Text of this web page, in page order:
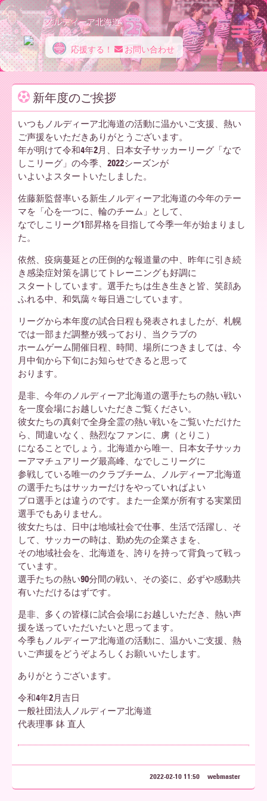
ノ
ル
デ
ィ
ー
ア
北
海
道
ノルディーア北海道
応援する！ お問い合わせ
新年度のご挨拶
いつもノルディーア北海道の活動に温かいご支援、熱い
ご声援をいただきありがとうございます。
年が明けて令和4年2月、日本女子サッカーリーグ「なで
しこリーグ」の今季、2022シーズンが
いよいよスタートいたしました。
佐藤新監督率いる新生ノルディーア北海道の今年のテー
マを「心を一つに、輪のチーム」として、
なでしこリーグ1部昇格を目指して今季一年が始まりまし
た。
依然、疫病蔓延との圧倒的な報道量の中、昨年に引き続
き感染症対策を講じてトレーニングも好調に
スタートしています。選手たちは生き生きと皆、笑顔あ
ふれる中、和気藹々毎日過ごしています。
リーグから本年度の試合日程も発表されましたが、札幌
では一部まだ調整が残っており、当クラブの
ホームゲーム開催日程、時間、場所につきましては、今
月中旬から下旬にお知らせできると思って
おります。
是非、今年のノルディーア北海道の選手たちの熱い戦い
を一度会場にお越しいただきご覧ください。
彼女たちの真剣で全身全霊の熱い戦いをご覧いただけた
ら、間違いなく、熱烈なファンに、虜（とりこ）
になることでしょう。北海道から唯一、日本女子サッカ
ーアマチュアリーグ最高峰、なでしこリーグに
参戦している唯一のクラブチーム、ノルディーア北海道
の選手たちはサッカーだけをやっていればよい
プロ選手とは違うのです。また一企業が所有する実業団
選手でもありません。
彼女たちは、日中は地域社会で仕事、生活で活躍し、そ
して、サッカーの時は、勤め先の企業さまを、
その地域社会を、北海道を、誇りを持って背負って戦っ
ています。
選手たちの熱い90分間の戦い、その姿に、必ずや感動共
有いただけるはずです。
是非、多くの皆様に試合会場にお越しいただき、熱い声
援を送っていただいたいと思ってます。
今季もノルディーア北海道の活動に、温かいご支援、熱
いご声援をどうぞよろしくお願いいたします。
ありがとうございます。
令和4年2月吉日
一般社団法人ノルディーア北海道
代表理事 鉢 直人
2022-02-10 11:50 webmaster